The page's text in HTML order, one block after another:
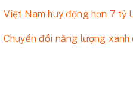
Việt Nam huy động hơn 7 tỷ
Chuyển đổi năng lượng